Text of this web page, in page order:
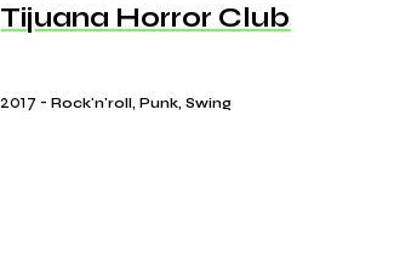
Tijuana Horror Club
2017 -Rock'n'roll, Punk, Swing